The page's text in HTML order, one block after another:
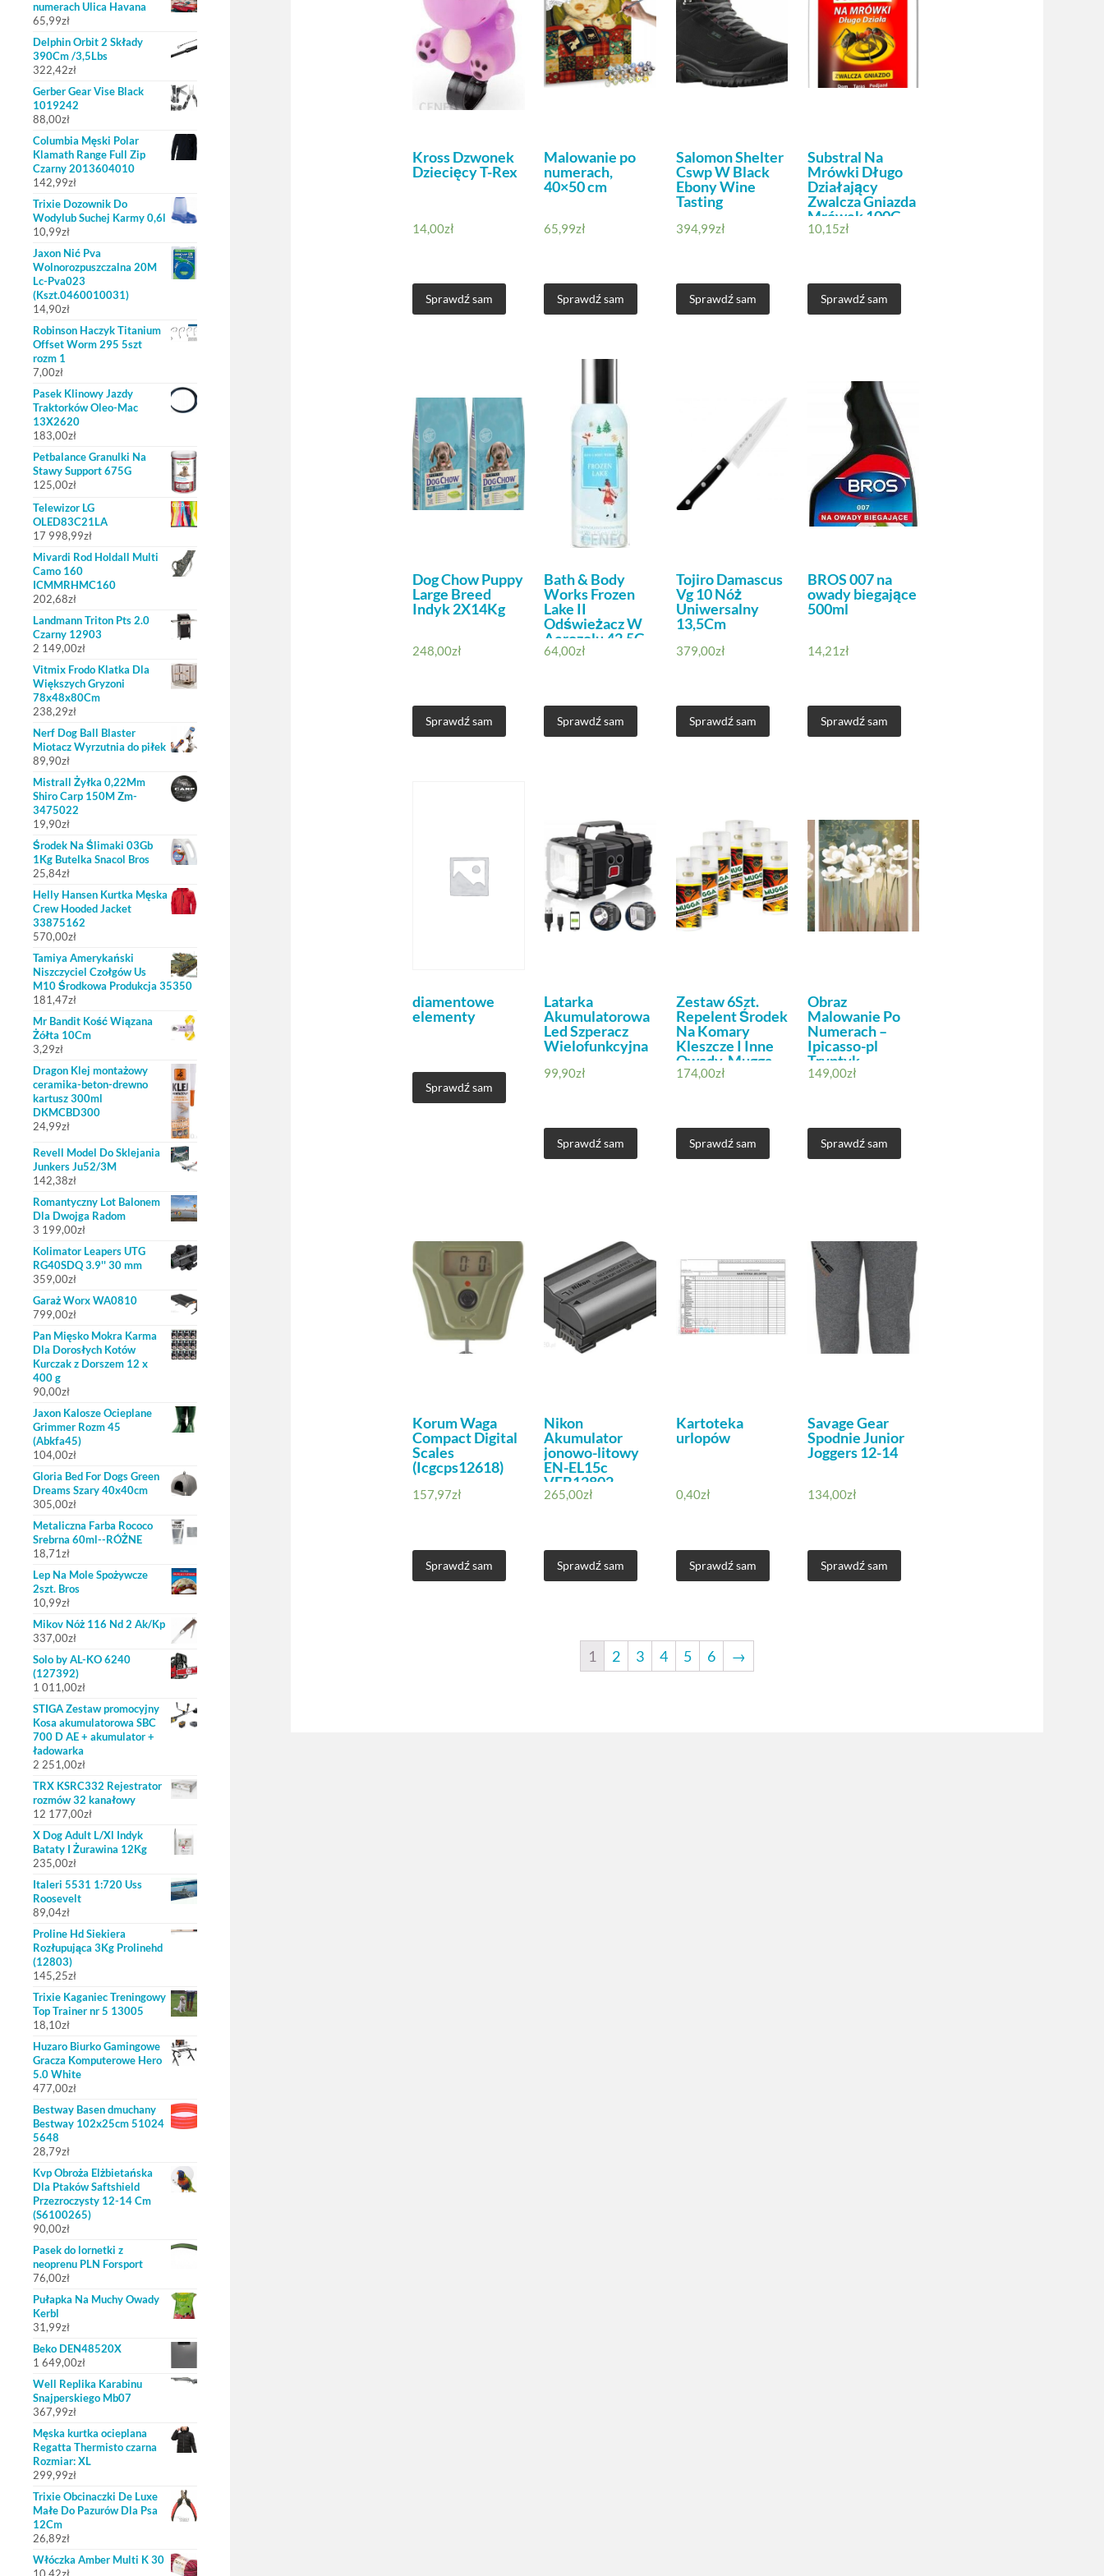
numerach Ulica Havana
65,99zł
Delphin Orbit 2 Składy
390Cm /3,5Lbs
322,42zł
Gerber Gear Vise Black
1019242
88,00zł
Columbia Męski Polar
Klamath Range Full Zip
Czarny 2013604010
142,99zł
Trixie Dozownik Do
Wodylub Suchej Karmy 0,6l
10,99zł
Jaxon Nić Pva
Wolnorozpuszczalna 20M
Lc-Pva023
(Kszt.0460010031)
14,90zł
Robinson Haczyk Titanium
Offset Worm 295 5szt
rozm 1
7,00zł
Pasek Klinowy Jazdy
Traktorków Oleo-Mac
13X2620
183,00zł
Petbalance Granulki Na
Stawy Support 675G
125,00zł
Telewizor LG
OLED83C21LA
17 998,99zł
Mivardi Rod Holdall Multi
Camo 160
ICMMRHMC160
202,68zł
Landmann Triton Pts 2.0
Czarny 12903
2 149,00zł
Vitmix Frodo Klatka Dla
Większych Gryzoni
78x48x80Cm
238,29zł
Nerf Dog Ball Blaster
Miotacz Wyrzutnia do piłek
89,90zł
Mistrall Żyłka 0,22Mm
Shiro Carp 150M Zm-
3475022
19,90zł
Środek Na Ślimaki 03Gb
1Kg Butelka Snacol Bros
25,84zł
Helly Hansen Kurtka Męska
Crew Hooded Jacket
33875162
570,00zł
Tamiya Amerykański
Niszczyciel Czołgów Us
M10 Środkowa Produkcja 35350
181,47zł
Mr Bandit Kość Wiązana
Żółta 10Cm
3,29zł
Dragon Klej montażowy
ceramika-beton-drewno
kartusz 300ml
DKMCBD300
24,99zł
Revell Model Do Sklejania
Junkers Ju52/3M
142,38zł
Romantyczny Lot Balonem
Dla Dwojga Radom
3 199,00zł
Kolimator Leapers UTG
RG40SDQ 3.9'' 30 mm
359,00zł
Garaż Worx WA0810
799,00zł
Pan Mięsko Mokra Karma
Dla Dorosłych Kotów
Kurczak z Dorszem 12 x
400 g
90,00zł
Jaxon Kalosze Ocieplane
Grimmer Rozm 45
(Abkfa45)
104,00zł
Gloria Bed For Dogs Green
Dreams Szary 40x40cm
305,00zł
Metaliczna Farba Rococo
Srebrna 60ml--RÓŻNE
18,71zł
Lep Na Mole Spożywcze
2szt. Bros
10,99zł
Mikov Nóż 116 Nd 2 Ak/Kp
337,00zł
Solo by AL-KO 6240
(127392)
1 011,00zł
STIGA Zestaw promocyjny
Kosa akumulatorowa SBC
700 D AE + akumulator +
ładowarka
2 251,00zł
TRX KSRC332 Rejestrator
rozmów 32 kanałowy
12 177,00zł
X Dog Adult L/Xl Indyk
Bataty I Żurawina 12Kg
235,00zł
Italeri 5531 1:720 Uss
Roosevelt
89,04zł
Proline Hd Siekiera
Rozłupująca 3Kg Prolinehd
(12803)
145,25zł
Trixie Kaganiec Treningowy
Top Trainer nr 5 13005
18,10zł
Huzaro Biurko Gamingowe
Gracza Komputerowe Hero
5.0 White
477,00zł
Bestway Basen dmuchany
Bestway 102x25cm 51024
5648
28,79zł
Kvp Obroża Elżbietańska
Dla Ptaków Saftshield
Przezroczysty 12-14 Cm
(S6100265)
90,00zł
Pasek do lornetki z
neoprenu PLN Forsport
76,00zł
Pułapka Na Muchy Owady
Kerbl
31,99zł
Beko DEN48520X
1 649,00zł
Well Replika Karabinu
Snajperskiego Mb07
367,99zł
Męska kurtka ocieplana
Regatta Thermisto czarna
Rozmiar: XL
299,99zł
Trixie Obcinaczki De Luxe
Małe Do Pazurów Dla Psa
12Cm
26,89zł
Włóczka Amber Multi K 30
Kross Dzwonek
Dziecięcy T-Rex
14,00zł
Sprawdź sam
Malowanie po
numerach,
40×50 cm
65,99zł
Sprawdź sam
Salomon Shelter
Cswp W Black
Ebony Wine
Tasting
394,99zł
Sprawdź sam
Substral Na
Mrówki Długo
Działający
Zwalcza Gniazda
Mrówek 100G
10,15zł
Sprawdź sam
Dog Chow Puppy
Large Breed
Indyk 2X14Kg
248,00zł
Sprawdź sam
Bath & Body
Works Frozen
Lake II
Odświeżacz W
Aerozolu 42,5G
64,00zł
Sprawdź sam
Tojiro Damascus
Vg 10 Nóż
Uniwersalny
13,5Cm
379,00zł
Sprawdź sam
BROS 007 na
owady biegające
500ml
14,21zł
Sprawdź sam
diamentowe
elementy
Sprawdź sam
Latarka
Akumulatorowa
Led Szperacz
Wielofunkcyjna
99,90zł
Sprawdź sam
Zestaw 6Szt.
Repelent Środek
Na Komary
Kleszcze I Inne
Owady, Mugga
Strong Spray ,
174,00zł
Sprawdź sam
Obraz
Malowanie Po
Numerach –
Ipicasso-pl
Tryptyk
149,00zł
Sprawdź sam
Korum Waga
Compact Digital
Scales
(Icgcps12618)
157,97zł
Sprawdź sam
Nikon
Akumulator
jonowo-litowy
EN-EL15c
VFB12802
265,00zł
Sprawdź sam
Kartoteka
urlopów
0,40zł
Sprawdź sam
Savage Gear
Spodnie Junior
Joggers 12-14
134,00zł
Sprawdź sam
1 2 3 4 5 6 →